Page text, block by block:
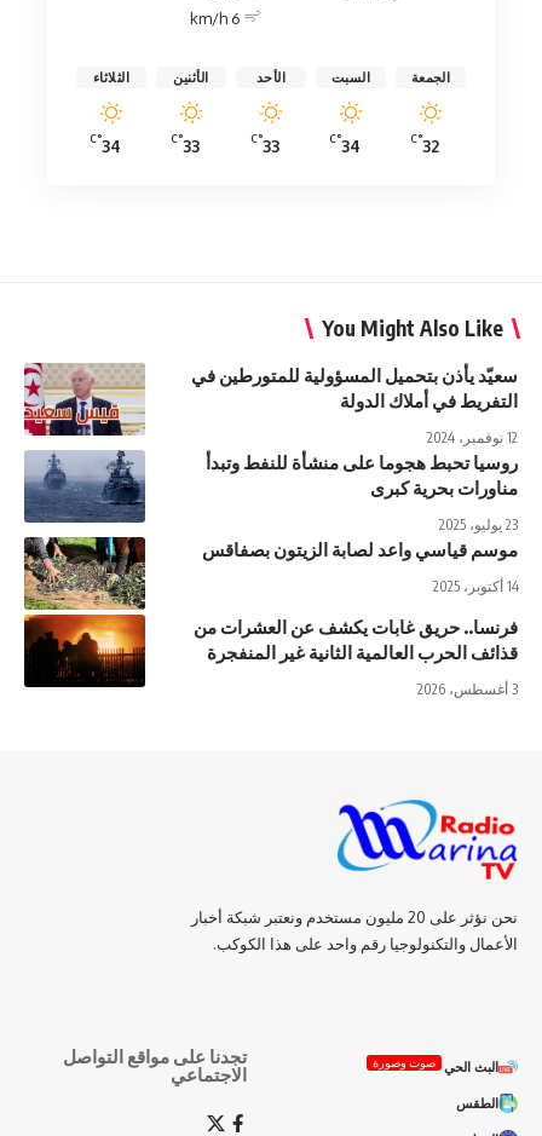
6 km/h
الجمعة
32
°C
السبت
34
°C
الأحد
33
°C
الأثنين
33
°C
الثلاثاء
34
°C
You Might Also Like
سعيّد يأذن بتحميل المسؤولية للمتورطين في
التفريط في أملاك الدولة
12 نوفمبر، 2024
روسيا تحبط هجوما على منشأة للنفط وتبدأ
مناورات بحرية كبرى
23 يوليو، 2025
موسم قياسي واعد لصابة الزيتون بصفاقس
14 أكتوبر، 2025
فرنسا.. حريق غابات يكشف عن العشرات من
قذائف الحرب العالمية الثانية غير المنفجرة
3 أغسطس، 2026
نحن نؤثر على 20 مليون مستخدم ونعتبر شبكة أخبار
الأعمال والتكنولوجيا رقم واحد على هذا الكوكب.
البث الحي صوت وصورة
الطقس
تجدنا على مواقع التواصل
الاجتماعي